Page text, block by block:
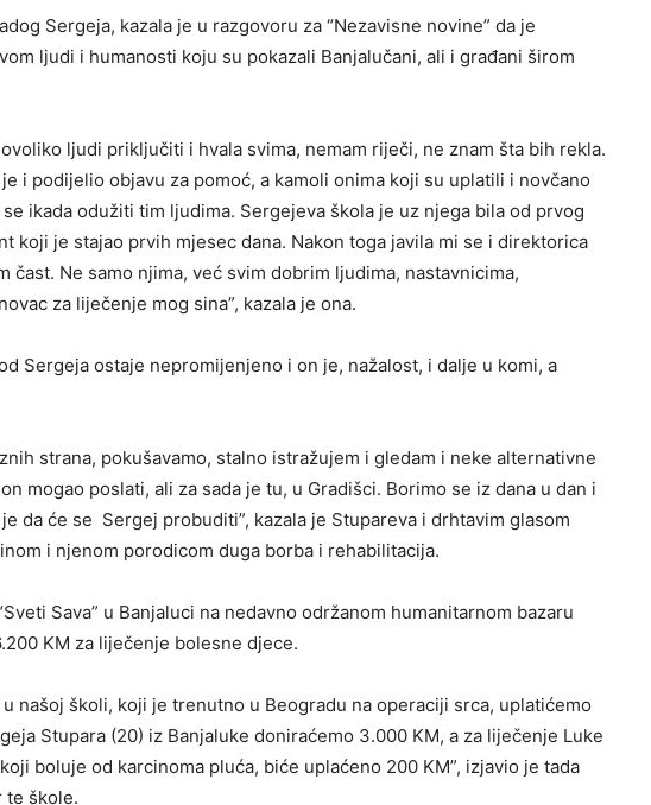
Sergeja, kazala je u razgovoru za “Nezavisne novine” da je
ljudi i humanosti koju su pokazali Banjalučani, ali i građani širom
ljudi priključiti i hvala svima, nemam riječi, ne znam šta bih rekla.
i podijelio objavu za pomoć, a kamoli onima koji su uplatili i novčano
ikada odužiti tim ljudima. Sergejeva škola je uz njega bila od prvog
koji je stajao prvih mjesec dana. Nakon toga javila mi se i direktorica
čast. Ne samo njima, već svim dobrim ljudima, nastavnicima,
za liječenje mog sina”, kazala je ona.
Sergeja ostaje nepromijenjeno i on je, nažalost, i dalje u komi, a
strana, pokušavamo, stalno istražujem i gledam i neke alternativne
mogao poslati, ali za sada je tu, u Gradišci. Borimo se iz dana u dan i
da će se Sergej probuditi”, kazala je Stupareva i drhtavim glasom
i njenom porodicom duga borba i rehabilitacija.
Sava” u Banjaluci na nedavno održanom humanitarnom bazaru
KM za liječenje bolesne djece.
našoj školi, koji je trenutno u Beogradu na operaciji srca, uplatićemo
Stupara (20) iz Banjaluke doniraćemo 3.000 KM, a za liječenje Luke
boluje od karcinoma pluća, biće uplaćeno 200 KM”, izjavio je tada
te škole.